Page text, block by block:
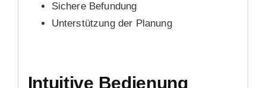
Sichere Befundung
Unterstützung der Planung
Intuitive Bedienung